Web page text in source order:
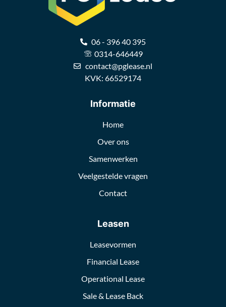
06 - 396 40 395
0314-646449
contact@pglease.nl
KVK: 66529174
Informatie
Home
Over ons
Samenwerken
Veelgestelde vragen
Contact
Leasen
Leasevormen
Financial Lease
Operational Lease
Sale & Lease Back